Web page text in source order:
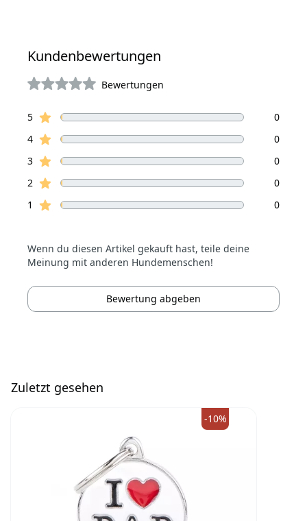
Kundenbewertungen
Bewertungen
Bewertungen
5Sterne Bewertungen
0
4Sterne Bewertungen
0
3Sterne Bewertungen
0
2 Sterne Bewertungen
0
1
Sterne Bewertungen 0
Wenn du diesen Artikel gekauft hast, teile deine
Meinung mit anderen Hundemenschen!
Bewertung abgeben
Zuletzt gesehen
-10%